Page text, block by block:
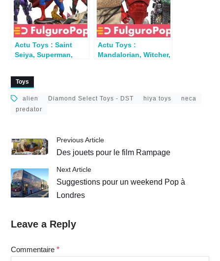
Actu Toys : Saint
Seiya, Superman,
Actu Toys :
Mandalorian, Witcher,
Toys
alien Diamond Select Toys - DST hiya toys
neca
predator
Previous Article
Des jouets pour le film Rampage
Next Article
Suggestions pour un weekend Pop à
Londres
Leave a Reply
Commentaire *